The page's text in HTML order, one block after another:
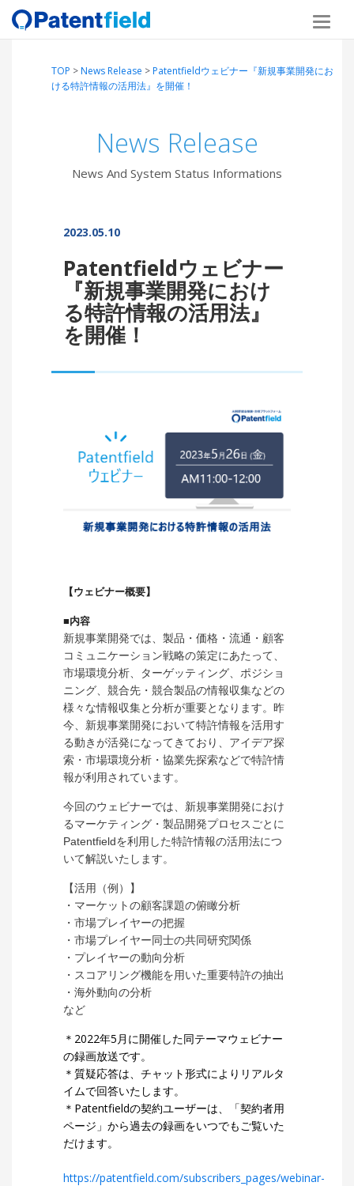
TOP >News Release >Patentfieldウェビナー『新規事業開発にお
ける特許情報の活用法』を開催！
News Release
News And System Status Informations
2023.05.10
Patentfieldウェビナー
『新規事業開発におけ
る特許情報の活用法』
を開催！
【ウェビナー概要】
■内容
新規事業開発では、 製品・価格・流通・顧客
コミュニケーション戦略の策定にあたって、
市場環境分析、ターゲッティング、ポジショ
ニング、競合先・競合製品の情報収集などの
様々な情報収集と分析が重要となります。 昨
今、新規事業開発において特許情報を活用す
る動きが活発になってきており、アイデア探
索・市場環境分析・協業先探索などで特許情
報が利用されています。
今回のウェビナーでは、新規事業開発におけ
るマーケティング・製品開発プロセスごとに
Patentfieldを利用した特許情報の活用法につ
いて解説いたします。
【活用（例）】
・マーケットの顧客課題の俯瞰分析
・市場プレイヤーの把握
・市場プレイヤー同士の共同研究関係
・プレイヤーの動向分析
・スコアリング機能を用いた重要特許の抽出
・海外動向の分析
など
＊2022年5月に開催した同テーマウェビナー
の録画放送です。
＊質疑応答は、チャット形式によりリアルタ
イムで回答いたします。
＊Patentfieldの契約ユーザーは、「契約者用
ページ」から過去の録画をいつでもご覧いた
だけます。
https://patentfield.com/subscribers_pages/webinar-